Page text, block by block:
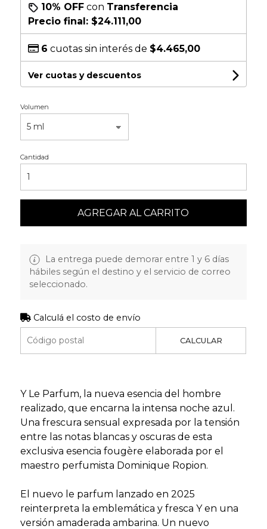
10% OFFcon Transferencia
Precio final: $24.111,00
6 cuotas sin interés de $4.465,00
Ver cuotas y descuentos
Volumen
Cantidad
AGREGAR AL CARRITO
La entrega puede demorar entre 1 y 6 días
hábiles según el destino y el servicio de correo
seleccionado.
Calculá el costo de envío
CALCULAR
Y Le Parfum, la nueva esencia del hombre
realizado, que encarna la intensa noche azul.
Una frescura sensual expresada por la tensión
entre las notas blancas y oscuras de esta
exclusiva esencia fougère elaborada por el
maestro perfumista Dominique Ropion.
El nuevo le parfum lanzado en 2025
reinterpreta la emblemática y fresca Y en una
versión amaderada ambarina. Un nuevo